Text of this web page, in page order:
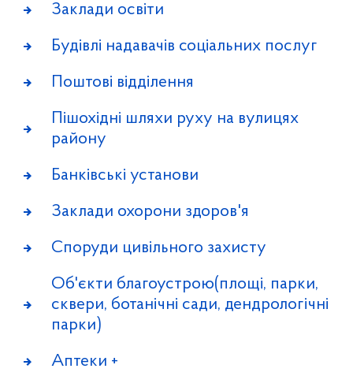
Заклади освіти
Будівлі надавачів соціальних послуг
Поштові відділення
Пішохідні шляхи руху на вулицях
району
Банківські установи
Заклади охорони здоров'я
Споруди цивільного захисту
Об'єкти благоустрою(площі, парки,
сквери, ботанічні сади, дендрологічні
парки)
Аптеки +